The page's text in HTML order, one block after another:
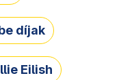
díjak
Eilish